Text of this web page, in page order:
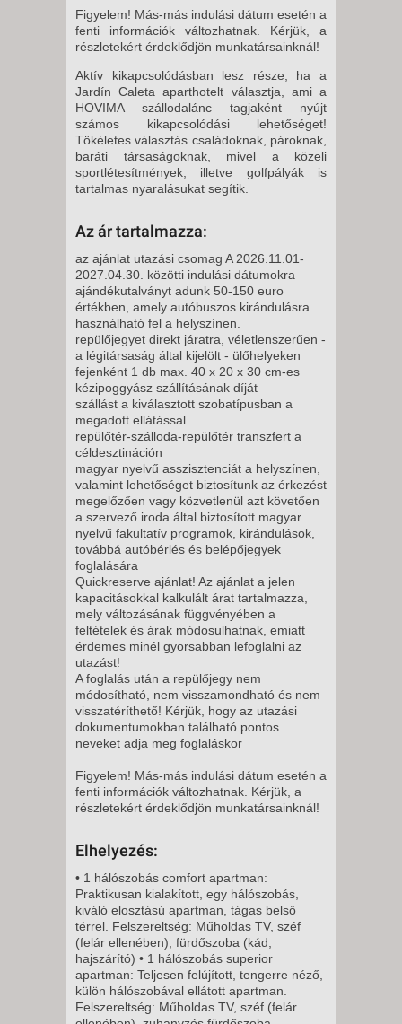
-
8 NAP / 7 ÉJSZAKA
VASÁRNAP -
8 NAP / 7 ÉJSZAKA
2026. NOVEMBER 02., HÉTFŐ -
8 NAP / 7 ÉJSZAKA
8 NAP / 7 ÉJSZAKA
2026. NOVEMBER 04., SZERDA
-
8 NAP / 7 ÉJSZAKA
2026. NOVEMBER 05.,
CSÜTÖRTÖK -
8 NAP / 7 ÉJSZAKA
2026. NOVEMBER 06., PÉNTEK
-
8 NAP / 7 ÉJSZAKA
2026. NOVEMBER 07.,
SZOMBAT -
8 NAP / 7 ÉJSZAKA
2026. NOVEMBER 08.,
VASÁRNAP -
8 NAP / 7 ÉJSZAKA
2026. NOVEMBER 09., HÉTFŐ -
8 NAP / 7 ÉJSZAKA
2026. NOVEMBER 10., KEDD -
8 NAP / 7 ÉJSZAKA
2026. NOVEMBER 11., SZERDA
-
8 NAP / 7 ÉJSZAKA
2026. NOVEMBER 12.,
8 NAP / 7 ÉJSZAKA
-
8 NAP / 7 ÉJSZAKA
2026. NOVEMBER 14.,
SZOMBAT -
8 NAP / 7 ÉJSZAKA
2026. NOVEMBER 15.,
Figyelem! Más-más indulási dátum esetén a
fenti információk változhatnak. Kérjük, a
részletekért érdeklődjön munkatársainknál!
Aktív kikapcsolódásban lesz része, ha a
Jardín Caleta aparthotelt választja, ami a
HOVIMA szállodalánc tagjaként nyújt
számos kikapcsolódási lehetőséget!
Tökéletes választás családoknak, pároknak,
baráti társaságoknak, mivel a közeli
sportlétesítmények, illetve golfpályák is
tartalmas nyaralásukat segítik.
Az ár tartalmazza:
az ajánlat utazási csomag A 2026.11.01-
2027.04.30. közötti indulási dátumokra
ajándékutalványt adunk 50-150 euro
értékben, amely autóbuszos kirándulásra
használható fel a helyszínen.
repülőjegyet direkt járatra, véletlenszerűen -
a légitársaság által kijelölt - ülőhelyeken
fejenként 1 db max. 40 x 20 x 30 cm-es
kézipoggyász szállításának díját
szállást a kiválasztott szobatípusban a
megadott ellátással
repülőtér-szálloda-repülőtér transzfert a
céldesztináción
magyar nyelvű asszisztenciát a helyszínen,
valamint lehetőséget biztosítunk az érkezést
megelőzően vagy közvetlenül azt követően
a szervező iroda által biztosított magyar
nyelvű fakultatív programok, kirándulások,
továbbá autóbérlés és belépőjegyek
foglalására
Quickreserve ajánlat! Az ajánlat a jelen
kapacitásokkal kalkulált árat tartalmazza,
mely változásának függvényében a
feltételek és árak módosulhatnak, emiatt
érdemes minél gyorsabban lefoglalni az
utazást!
A foglalás után a repülőjegy nem
módosítható, nem visszamondható és nem
visszatéríthető! Kérjük, hogy az utazási
dokumentumokban található pontos
neveket adja meg foglaláskor
Figyelem! Más-más indulási dátum esetén a
fenti információk változhatnak. Kérjük, a
részletekért érdeklődjön munkatársainknál!
Elhelyezés:
• 1 hálószobás comfort apartman:
Praktikusan kialakított, egy hálószobás,
kiváló elosztású apartman, tágas belső
térrel. Felszereltség: Műholdas TV, széf
(felár ellenében), fürdőszoba (kád,
hajszárító) • 1 hálószobás superior
apartman: Teljesen felújított, tengerre néző,
külön hálószobával ellátott apartman.
Felszereltség: Műholdas TV, széf (felár